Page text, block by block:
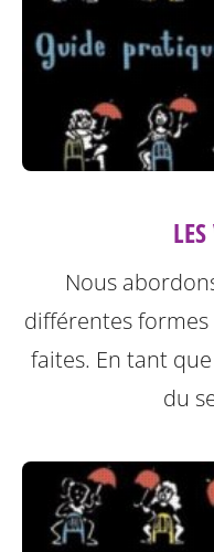
Nous
différentes
faites. En tant
du